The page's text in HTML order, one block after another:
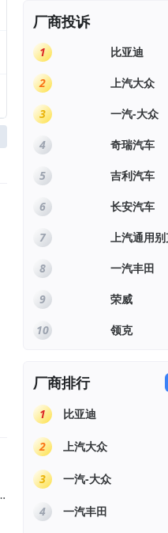
厂商投诉
1 比亚迪
2 上汽大众
3 一汽-大众
4 奇瑞汽车
5 吉利汽车
6 长安汽车
7 上汽通用
8 一汽丰田
9 荣威
10 领克
厂商排行
1 比亚迪
2 上汽大众
3 一汽-大众
4 一汽丰田